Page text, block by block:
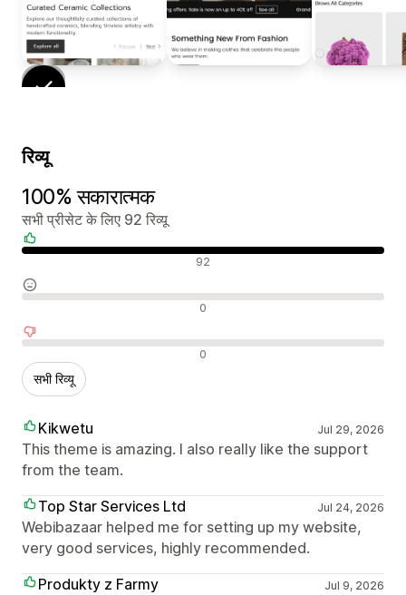
रिव्यू
100% सकारात्मक
सभी प्रीसेट के लिए 92 रिव्यू
92
0
0
सभी रिव्यू
Kikwetu Jul 29, 2026
This theme is amazing. I also really like the support
from the team.
Top Star Services Ltd
Jul 24, 2026
Webibazaar helped me for setting up my website,
very good services, highly recommended.
Produkty z Farmy
Jul 9, 2026